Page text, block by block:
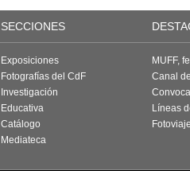
SECCIONES
Exposiciones
Fotografías del CdF
Investigación
Educativa
Catálogo
Mediateca
MUFF,
Canal
Líneas